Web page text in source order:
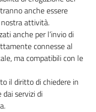
anche essere
attività.
anche per l’invio di
connesse al
ma compatibili con le
il diritto di chiedere in
servizi di